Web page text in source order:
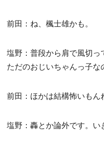
前田：ね、楓士雄かも。
塩野：普段から肩で風切っ
ただのおじいちゃんっ子な
前田：ほかは結構怖いもん
塩野：轟とか論外です。い